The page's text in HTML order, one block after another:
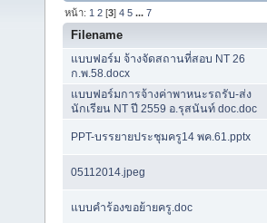
หน้า: 1 2 [3]4 5 ...7
Filename
แบบฟอร์ม จ้างจัดสถานที่สอบ NT 26
ก.พ.58.docx
แบบฟอร์มการจ้างค่าพาหนะรถรับ-ส่ง
นักเรียน NT ปี 2559 อ.รุสนันท์ doc.doc
PPT-บรรยายประชุมครู14 พค.61.pptx
05112014.jpeg
แบบคำร้องขอย้ายครู.doc